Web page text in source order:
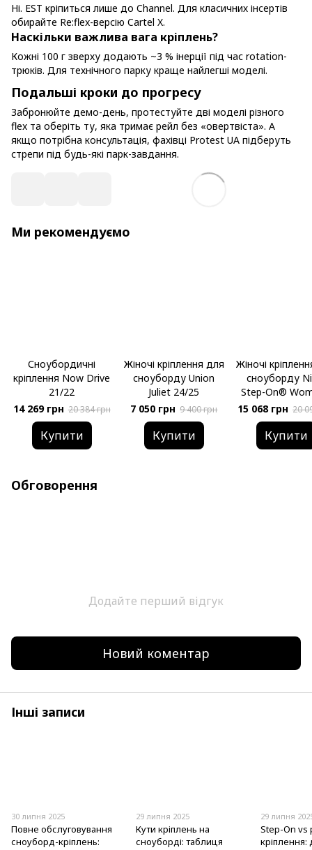
Ні. EST кріпиться лише до Channel. Для класичних інсертів
обирайте Re:flex-версію Cartel X.
Наскільки важлива вага кріплень?
Кожні 100 г зверху додають ~3 % інерції під час rotation-
трюків. Для технічного парку краще найлегші моделі.
Подальші кроки до прогресу
Забронюйте демо-день, протестуйте дві моделі різного
flex та оберіть ту, яка тримає рейл без «овертвіста». А
якщо потрібна консультація, фахівці Protest UA підберуть
стрепи під будь-які парк-завдання.
Ми рекомендуємо
Сноубордичні
кріплення Now Drive
21/22
14 269 грн 20 384 грн
Купити
Жіночі кріплення для
сноуборду Union
Juliet 24/25
7 050 грн 9 400 грн
Купити
Жіночі
сноуборду
Step-On®
25/26
15 068 грн 20
Купити
Обговорення
Додайте перший відгук
Новий коментар
Інші записи
30 липня 2025
Повне обслуговування
сноуборд-кріплень:
29 липня 2025
Кути кріплень на
сноуборді: таблиця
29 липня
Step-On vs